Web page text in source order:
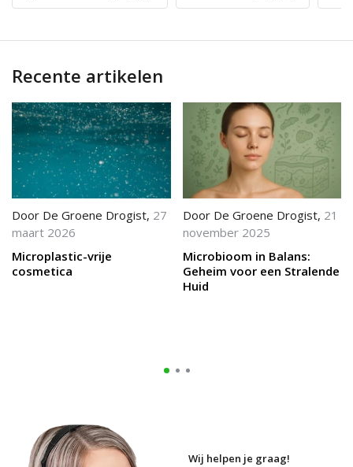
Recente artikelen
Door De Groene Drogist, 27
maart 2026
Microplastic-vrije
cosmetica
Door De Groene Drogist, 21
november 2025
Microbioom in Balans:
Geheim voor een Stralende
Huid
Wij helpen je graag!